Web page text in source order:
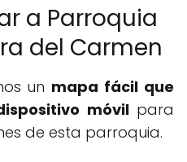
a Parroquia
del Carmen
un mapa fácil que
móvilpara
de esta parroquia.